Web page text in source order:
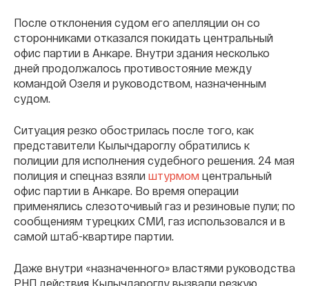
После отклонения судом его апелляции он со
сторонниками отказался покидать центральный
офис партии в Анкаре. Внутри здания несколько
дней продолжалось противостояние между
командой Озеля и руководством, назначенным
судом.
Ситуация резко обострилась после того, как
представители Кылычдароглу обратились к
полиции для исполнения судебного решения. 24 мая
полиция и спецназ взяли штурмом центральный
офис партии в Анкаре. Во время операции
применялись слезоточивый газ и резиновые пули; по
сообщениям турецких СМИ, газ использовался и в
самой штаб-квартире партии.
Даже внутри «назначенного» властями руководства
РНП действия Кылычдароглу вызвали резкую